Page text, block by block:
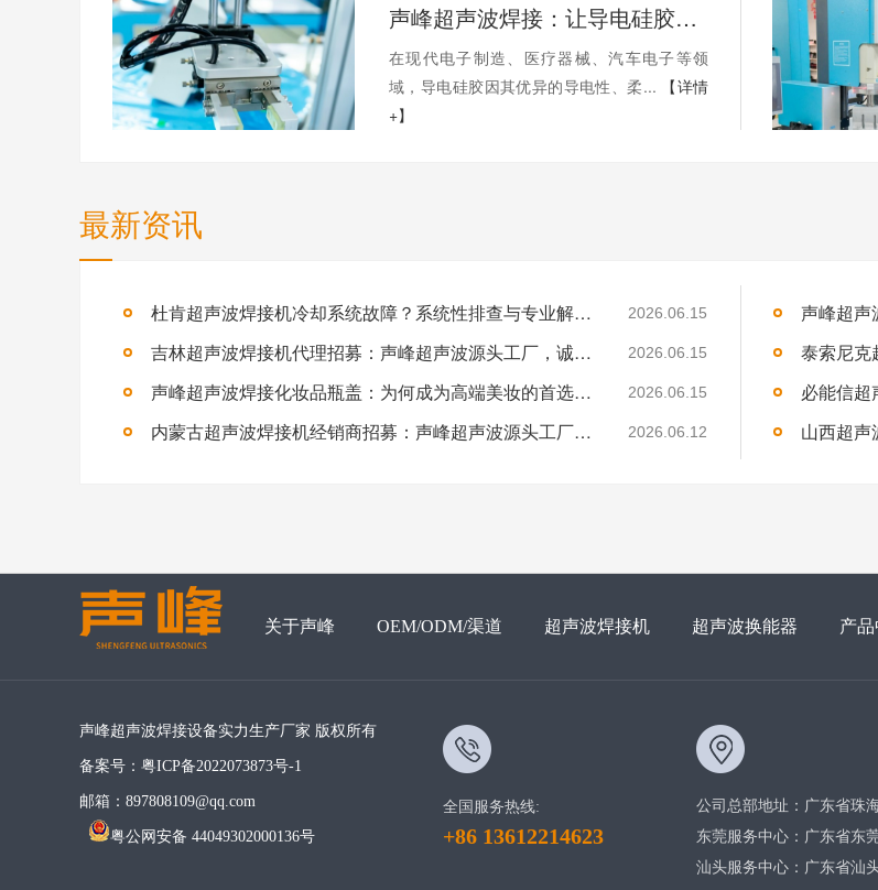
声峰超声波焊接：让导电硅胶焊接更高效、更可靠
在现代电子制造、医疗器械、汽车电子等领
域，导电硅胶因其优异的导电性、柔...
【详情
+】
最新资讯
杜肯超声波焊接机冷却系统故障？系统性排查与专业解决方案 2026.06.15
吉林超声波焊接机代理招募：声峰超声波源头工厂，诚邀吉林合伙人 2026.06.15
声峰超声波焊接化妆品瓶盖：为何成为高端美妆的首选技术？ 2026.06.15
内蒙古超声波焊接机经销商招募：声峰超声波源头工厂，诚邀草原合伙人 2026.06.12
关于声峰 OEM/ODM/渠道 超声波焊接机 超声波换能器 产
声峰超声波焊接设备实力生产厂家 版权所有
备案号： 粤ICP备2022073873号-1
邮箱：897808109@qq.com
粤公网安备 44049302000136号
全国服务热线:
+86 13612214623
公司总部地址：广东省珠
东莞服务中心：广东省东
汕头服务中心：广东省汕